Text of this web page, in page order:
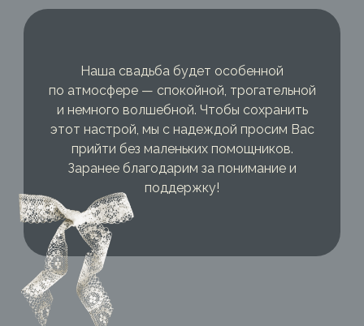
Наша свадьба будет особенной
по атмосфере — спокойной, трогательной
и немного волшебной. Чтобы сохранить
этот настрой, мы с надеждой просим Вас
прийти без маленьких помощников.
Заранее благодарим за понимание и
поддержку!